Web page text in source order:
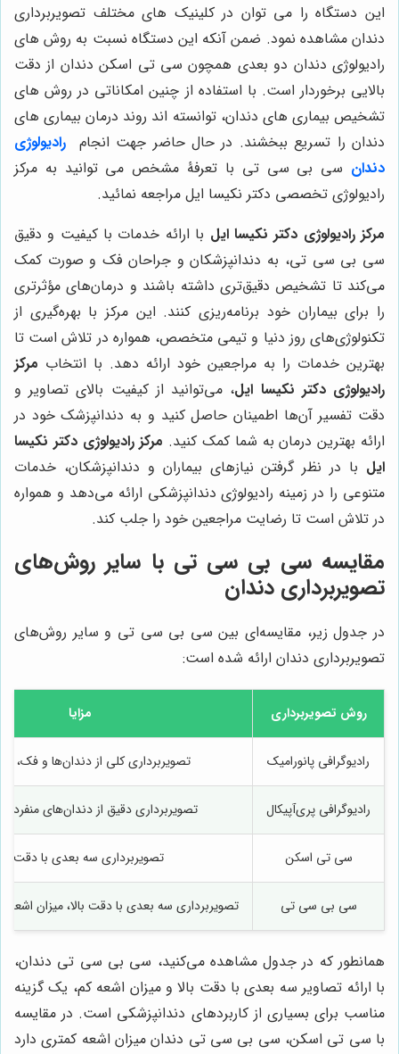
این دستگاه را می توان در کلینیک های مختلف تصویربرداری
دندان مشاهده نمود. ضمن آنکه این دستگاه نسبت به روش های
رادیولوژی دندان دو بعدی همچون سی تی اسکن دندان از دقت
بالایی برخوردار است. با استفاده از چنین امکاناتی در روش های
تشخیص بیماری های دندان، توانسته اند روند درمان بیماری های
دندان را تسریع ببخشند. در حال حاضر جهت انجام رادیولوژی
دندان سی بی سی تی با تعرفۀ مشخص می توانید به مرکز
رادیولوژی تخصصی دکتر نکیسا ایل مراجعه نمائید.
مرکز رادیولوژی دکتر نکیسا ایل با ارائه خدمات با کیفیت و دقیق
سی بی سی تی، به دندانپزشکان و جراحان فک و صورت کمک
می‌کند تا تشخیص دقیق‌تری داشته باشند و درمان‌های مؤثرتری
را برای بیماران خود برنامه‌ریزی کنند. این مرکز با بهره‌گیری از
تکنولوژی‌های روز دنیا و تیمی متخصص، همواره در تلاش است تا
بهترین خدمات را به مراجعین خود ارائه دهد. با انتخاب مرکز
رادیولوژی دکتر نکیسا ایل، می‌توانید از کیفیت بالای تصاویر و
دقت تفسیر آن‌ها اطمینان حاصل کنید و به دندانپزشک خود در
ارائه بهترین درمان به شما کمک کنید. مرکز رادیولوژی دکتر نکیسا
ایل با در نظر گرفتن نیازهای بیماران و دندانپزشکان، خدمات
متنوعی را در زمینه رادیولوژی دندانپزشکی ارائه می‌دهد و همواره
در تلاش است تا رضایت مراجعین خود را جلب کند.
مقایسه سی بی سی تی با سایر روش‌های
تصویربرداری دندان
در جدول زیر، مقایسه‌ای بین سی بی سی تی و سایر روش‌های
تصویربرداری دندان ارائه شده است:
روش تصویربرداری مزایا
رادیوگرافی پانورامیک تصویربرداری کلی از دندان‌ها و فک،
رادیوگرافی پری‌آپیکال تصویربرداری دقیق از دندان‌های منفرد،
سی تی اسکن تصویربرداری سه بعدی با دقت
سی بی سی تی تصویربرداری سه بعدی با دقت بالا، میزان اشعه
همانطور که در جدول مشاهده می‌کنید، سی بی سی تی دندان،
با ارائه تصاویر سه بعدی با دقت بالا و میزان اشعه کم، یک گزینه
مناسب برای بسیاری از کاربردهای دندانپزشکی است. در مقایسه
با سی تی اسکن، سی بی سی تی دندان میزان اشعه کمتری دارد